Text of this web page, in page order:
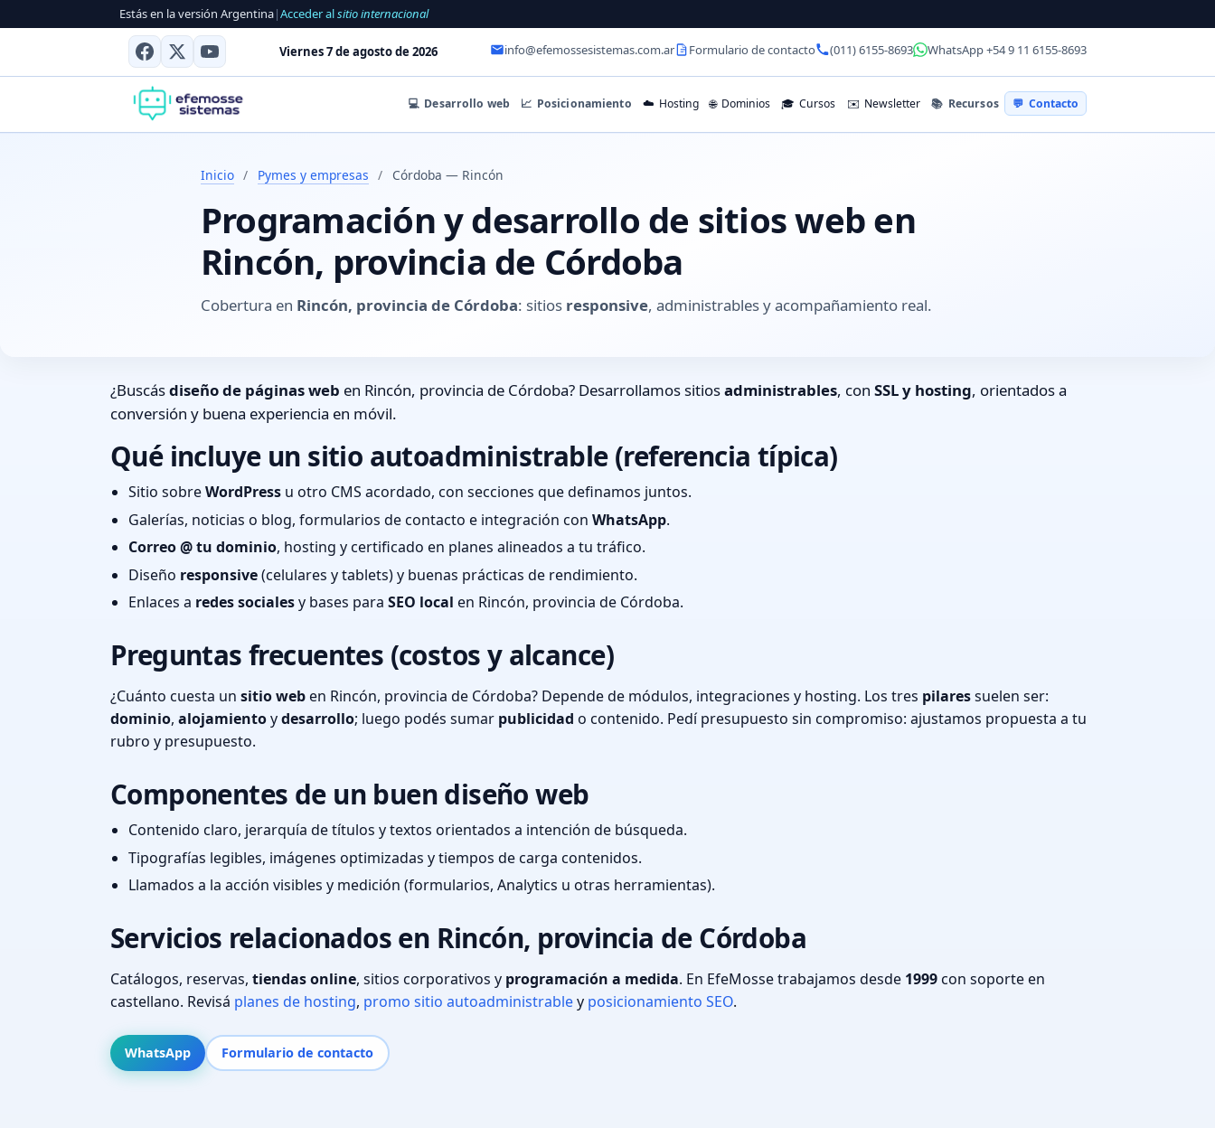
Estás en la versión Argentina|Acceder alsitio internacional
Viernes 7 de agosto de 2026 info@efemossesistemas.com.ar Formulario de contacto (011) 6155-8693 WhatsApp +54 9 11 6155-8693
💻 Desarrollo web 📈 Posicionamiento ☁️ Hosting 🌐 Dominios 🎓 Cursos ✉️ Newsletter 📚 Recursos 💬 Contacto
Inicio / Pymes y empresas / Córdoba — Rincón
Programación y desarrollo de sitios web en
Rincón, provincia de Córdoba
Cobertura en Rincón, provincia de Córdoba: sitios responsive, administrables y acompañamiento real.
¿Buscásdiseño de páginas web en Rincón, provincia de Córdoba? Desarrollamos sitiosadministrables, con SSL y hosting, orientados a
conversión y buena experiencia en móvil.
Qué incluye un sitio autoadministrable (referencia típica)
Sitio sobreWordPress u otro CMS acordado, con secciones que definamos juntos.
Galerías, noticias o blog, formularios de contacto e integración con WhatsApp.
Correo @ tu dominio, hosting y certificado en planes alineados a tu tráfico.
Diseño responsive(celulares y tablets) y buenas prácticas de rendimiento.
Enlaces a redes socialesy bases para SEO local en Rincón, provincia de Córdoba.
Preguntas frecuentes (costos y alcance)
¿Cuánto cuesta un sitio weben Rincón, provincia de Córdoba? Depende de módulos, integraciones y hosting. Los tres pilaressuelen ser:
dominio, alojamientoydesarrollo; luego podés sumar publicidad o contenido. Pedí presupuesto sin compromiso: ajustamos propuesta a tu
rubro y presupuesto.
Componentes de un buen diseño web
Contenido claro, jerarquía de títulos y textos orientados a intención de búsqueda.
Tipografías legibles, imágenes optimizadas y tiempos de carga contenidos.
Llamados a la acción visibles y medición (formularios, Analytics u otras herramientas).
Servicios relacionados en Rincón, provincia de Córdoba
Catálogos, reservas, tiendas online, sitios corporativos y programación a medida. En EfeMosse trabajamos desde 1999con soporte en
castellano. Revisá planes de hosting, promo sitio autoadministrabley posicionamiento SEO.
WhatsApp Formulario de contacto